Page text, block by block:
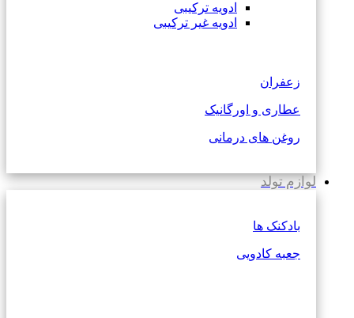
ادویه ترکیبی
ادویه غیر ترکیبی
زعفران
عطاری و اورگانیک
روغن های درمانی
لوازم تولد
بادکنک ها
جعبه کادویی